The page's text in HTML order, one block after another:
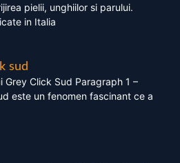
pielii, unghiilor si parului.
in Italia
sud
Grey Click Sud Paragraph 1 –
este un fenomen fascinant ce a